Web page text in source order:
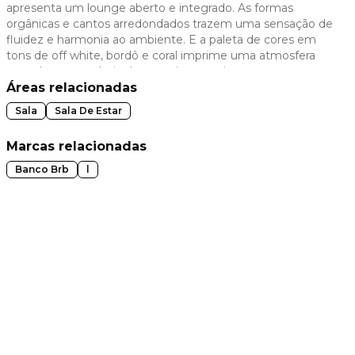
slide
slide
apresenta um lounge aberto e integrado. As formas
orgânicas e cantos arredondados trazem uma sensação de
fluidez e harmonia ao ambiente. E a paleta de cores em
tons de off white, bordô e coral imprime uma atmosfera
aconchegante, cheia de energia e movimento.
Áreas relacionadas
Sala Sala De Estar
Marcas relacionadas
Banco Brb